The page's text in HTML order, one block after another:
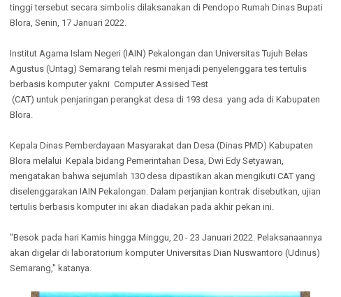
tinggi tersebut secara simbolis dilaksanakan di Pendopo Rumah Dinas Bupati
Blora, Senin, 17 Januari 2022.
Institut Agama Islam Negeri (IAIN) Pekalongan dan Universitas Tujuh Belas
Agustus (Untag) Semarang telah resmi menjadi penyelenggara tes tertulis
berbasis komputer yakni Computer Assised Test
(CAT) untuk penjaringan perangkat desa di 193 desa yang ada di Kabupaten
Blora.
Kepala Dinas Pemberdayaan Masyarakat dan Desa (Dinas PMD) Kabupaten
Blora melalui Kepala bidang Pemerintahan Desa, Dwi Edy Setyawan,
mengatakan bahwa sejumlah 130 desa dipastikan akan mengikuti CAT yang
diselenggarakan IAIN Pekalongan. Dalam perjanjian kontrak disebutkan, ujian
tertulis berbasis komputer ini akan diadakan pada akhir pekan ini.
"Besok pada hari Kamis hingga Minggu, 20 - 23 Januari 2022. Pelaksanaannya
akan digelar di laboratorium komputer Universitas Dian Nuswantoro (Udinus)
Semarang," katanya.